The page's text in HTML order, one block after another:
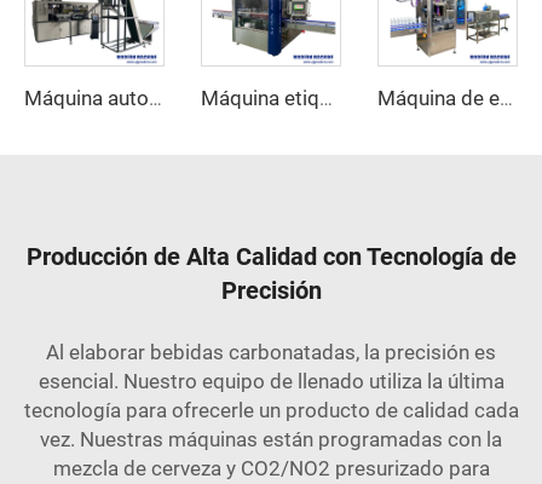
Máquina automática de soplado de botellas para mascotas Máquina etiquetadora rotativa de pegamento termofusible Máquina de etiquetado automática de manga encogida
Producción de Alta Calidad con Tecnología de
Precisión
Al elaborar bebidas carbonatadas, la precisión es
esencial. Nuestro equipo de llenado utiliza la última
tecnología para ofrecerle un producto de calidad cada
vez. Nuestras máquinas están programadas con la
mezcla de cerveza y CO2/NO2 presurizado para